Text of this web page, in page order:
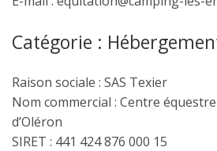
Catégorie :
Raison sociale : SAS Texier
Nom commercial : Centre
d’Oléron
SIRET : 441 424 876 000 15